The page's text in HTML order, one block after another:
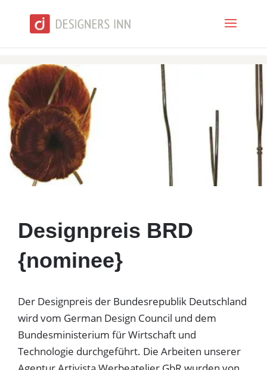
Designpreis BRD
{nominee}
Der Designpreis der Bundesrepublik Deutschland
wird vom German Design Council und dem
Bundesministerium für Wirtschaft und
Technologie durchgeführt. Die Arbeiten unserer